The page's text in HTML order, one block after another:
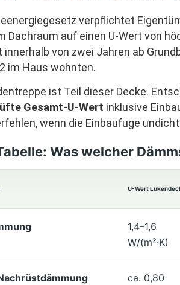
verpflichtet
Dachraum auf einen U-Wert von
innerhalb von zwei Jahren ab
im Haus wohnten.
ist Teil dieser Decke.
Gesamt-U-Wert inklusive
wenn die Einbaufuge
Was welcher
U-Wert
1,4–1,6
W/(m²·K)
ca. 0,80